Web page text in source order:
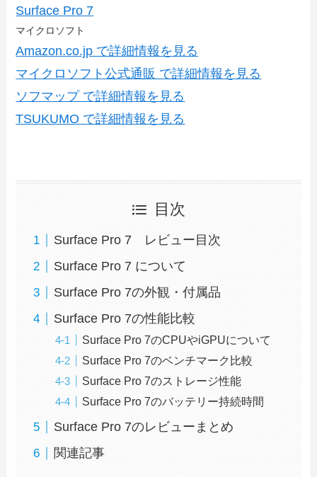
Surface Pro 7
マイクロソフト
Amazon.co.jp で詳細情報を見る
マイクロソフト公式通販 で詳細情報を見る
ソフマップ で詳細情報を見る
TSUKUMO で詳細情報を見る
目次
Surface Pro 7 レビュー目次
Surface Pro 7 について
Surface Pro 7の外観・付属品
Surface Pro 7の性能比較
Surface Pro 7のCPUやiGPUについて
Surface Pro 7のベンチマーク比較
Surface Pro 7のストレージ性能
Surface Pro 7のバッテリー持続時間
Surface Pro 7のレビューまとめ
関連記事